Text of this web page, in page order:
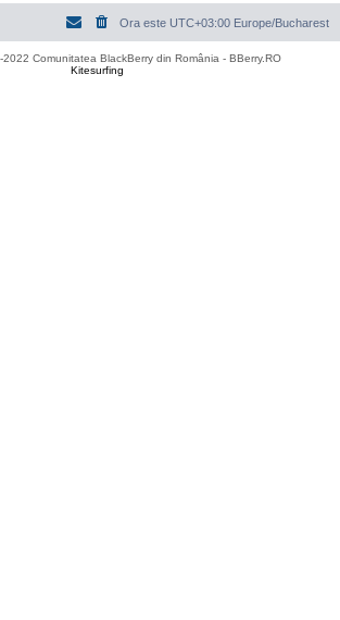
Ora este UTC+03:00 Europe/Bucharest
Comunitatea BlackBerry din România - BBerry.RO
Kitesurfing